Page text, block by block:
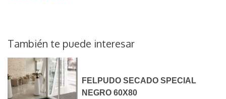
También te puede interesar
FELPUDO SECADO SPECIAL
NEGRO 60X80